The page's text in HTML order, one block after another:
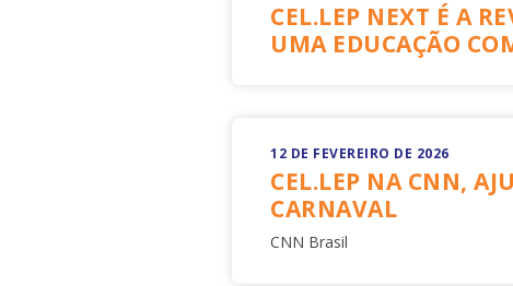
CEL.LEP NEXT É A
UMA EDUCAÇÃO
12 DE FEVEREIRO DE 2026
CEL.LEP NA CNN,
CARNAVAL
CNN Brasil